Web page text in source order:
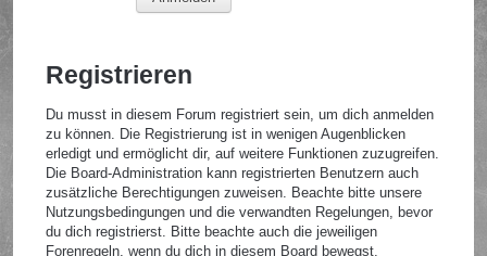
Registrieren
Du musst in diesem Forum registriert sein, um dich anmelden
zu können. Die Registrierung ist in wenigen Augenblicken
erledigt und ermöglicht dir, auf weitere Funktionen zuzugreifen.
Die Board-Administration kann registrierten Benutzern auch
zusätzliche Berechtigungen zuweisen. Beachte bitte unsere
Nutzungsbedingungen und die verwandten Regelungen, bevor
du dich registrierst. Bitte beachte auch die jeweiligen
Forenregeln, wenn du dich in diesem Board bewegst.